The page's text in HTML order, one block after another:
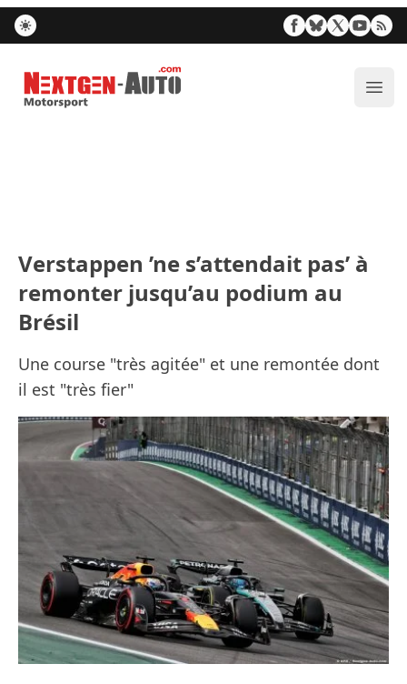
Nextgen-Auto.com
Verstappen ’ne s’attendait pas’ à
remonter jusqu’au podium au
Brésil
Une course "très agitée" et une remontée dont
il est "très fier"